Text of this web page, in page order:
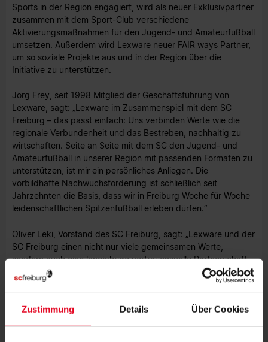
Zustimmung Details Über Cookies
Sports in der Region engagiert, wird als neuer Exklusivpartner
zusammen mit dem Sport-Club verschiedene
Aktivierungsmaßnahmen für den Jugend- und Amateurfußball
umsetzen. Außerdem wird Lexware neuer FAIR ways Partner,
um so soziale Projekte aus und in der Region über die
Initiative zu unterstützen.
Jörg Frey, seit 1998 Mitglied der Geschäftsführung von
Lexware, sagt: „Lexware im Zusammenspiel mit dem SC
Freiburg – das passt einfach: Uns verbinden Werte wie die
regionale Verbundenheit und das Bestreben, nachhaltig zu
wirtschaften. Seite an Seite mit dem SC den Jugend- und
Amateurfußball in unserer Region mit passenden Formaten zu
unterstützen, ist mir ein persönliches Anliegen. Die
vorbildhafte Nachwuchsförderung ist schließlich seit
Jahrzehnten die Basis, dass wir in Freiburg Woche für Woche
leidenschaftlichen Spitzenfußball erleben dürfen.“
Oliver Leki, Vorstand des SC Freiburg, sagt: „Lexware und der
SC Freiburg einen nicht nur viele gemeinsamen Werte,
sondern auch eine langjährige vertrauensvolle Partnerschaft,
die wir zur kommenden Saison auf eine neue Ebene stellen.
Wir freuen uns auf die gemeinsamen Projekte mit Lexware, bei
denen wir unser Know-how als Sport-Club für den
Nachwuchs- und Amateursport einfließen lassen können.“